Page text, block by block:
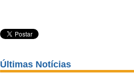
Últimas Notícias